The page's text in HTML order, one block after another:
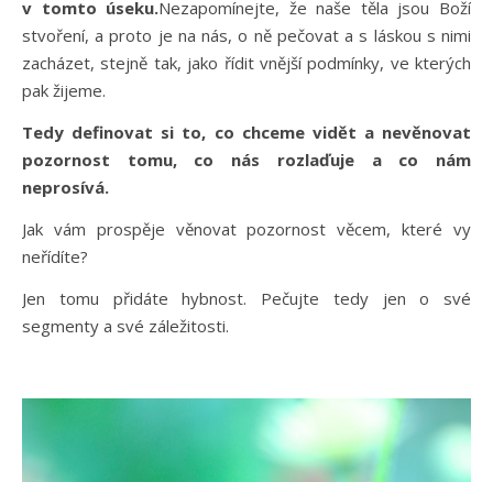
v tomto úseku.Nezapomínejte, že naše těla jsou Boží
stvoření, a proto je na nás, o ně pečovat a s láskou s nimi
zacházet, stejně tak, jako řídit vnější podmínky, ve kterých
pak žijeme.
Tedy definovat si to, co chceme vidět a nevěnovat
pozornost tomu, co nás rozlaďuje a co nám
neprosívá.
Jak vám prospěje věnovat pozornost věcem, které vy
neřídíte?
Jen tomu přidáte hybnost. Pečujte tedy jen o své
segmenty a své záležitosti.